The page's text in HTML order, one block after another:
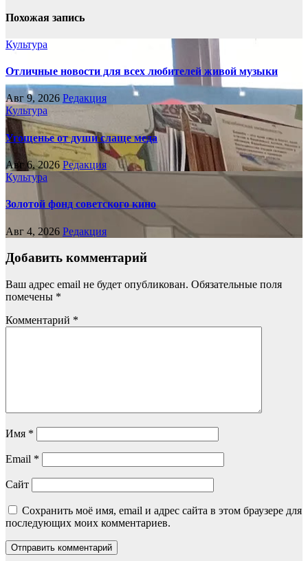
Похожая запись
Культура
Отличные новости для всех любителей живой музыки
Авг 9, 2026 Редакция
Культура
Угощенье от души слаще меда
Авг 6, 2026 Редакция
Культура
Золотой фонд советского кино
Авг 4, 2026 Редакция
Добавить комментарий
Ваш адрес email не будет опубликован. Обязательные поля
помечены *
Комментарий *
Имя *
Email *
Сайт
Сохранить моё имя, email и адрес сайта в этом браузере для
последующих моих комментариев.